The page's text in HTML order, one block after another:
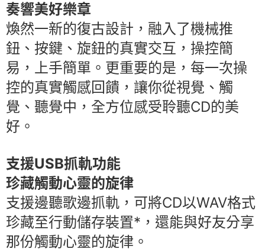
奏響美好樂章
煥然一新的復古設計，融入了機械推
鈕、按鍵、旋鈕的真實交互，操控簡
易，上手簡單。更重要的是，每一次操
控的真實觸感回饋，讓你從視覺、觸
覺、聽覺中，全方位感受聆聽CD的美
好。
支援USB抓軌功能
珍藏觸動心靈的旋律
支援邊聽歌邊抓軌，可將CD以WAV格式
珍藏至行動儲存裝置*，還能與好友分享
那份觸動心靈的旋律。